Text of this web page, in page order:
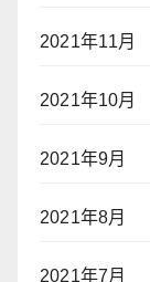
2021年11月
2021年10月
2021年9月
2021年8月
2021年7月